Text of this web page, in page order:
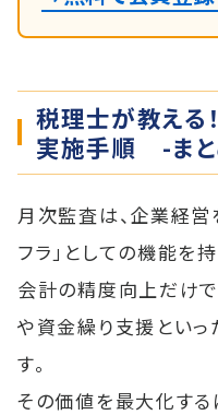
税理士が教える
実施手順 -まと
月次監査は、企業経営
フラ」としての機能を持
会計の精度向上だけ
や資金繰り支援とい
す。
その価値を最大化す